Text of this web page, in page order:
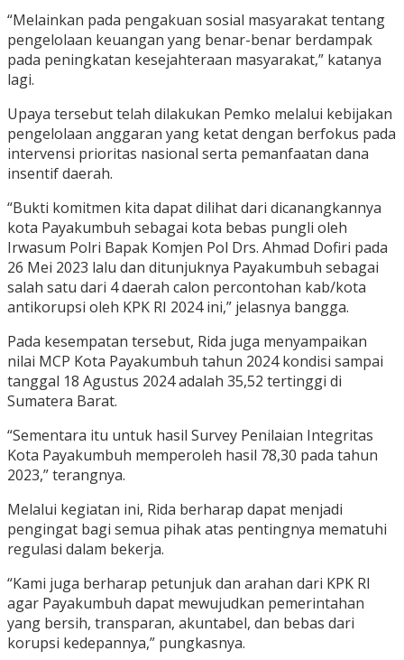
“Melainkan pada pengakuan sosial masyarakat tentang
pengelolaan keuangan yang benar-benar berdampak
pada peningkatan kesejahteraan masyarakat,” katanya
lagi.
Upaya tersebut telah dilakukan Pemko melalui kebijakan
pengelolaan anggaran yang ketat dengan berfokus pada
intervensi prioritas nasional serta pemanfaatan dana
insentif daerah.
“Bukti komitmen kita dapat dilihat dari dicanangkannya
kota Payakumbuh sebagai kota bebas pungli oleh
Irwasum Polri Bapak Komjen Pol Drs. Ahmad Dofiri pada
26 Mei 2023 lalu dan ditunjuknya Payakumbuh sebagai
salah satu dari 4 daerah calon percontohan kab/kota
antikorupsi oleh KPK RI 2024 ini,” jelasnya bangga.
Pada kesempatan tersebut, Rida juga menyampaikan
nilai MCP Kota Payakumbuh tahun 2024 kondisi sampai
tanggal 18 Agustus 2024 adalah 35,52 tertinggi di
Sumatera Barat.
“Sementara itu untuk hasil Survey Penilaian Integritas
Kota Payakumbuh memperoleh hasil 78,30 pada tahun
2023,” terangnya.
Melalui kegiatan ini, Rida berharap dapat menjadi
pengingat bagi semua pihak atas pentingnya mematuhi
regulasi dalam bekerja.
“Kami juga berharap petunjuk dan arahan dari KPK RI
agar Payakumbuh dapat mewujudkan pemerintahan
yang bersih, transparan, akuntabel, dan bebas dari
korupsi kedepannya,” pungkasnya.